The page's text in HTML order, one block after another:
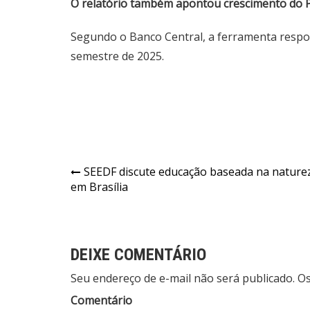
O relatório também apontou crescimento do
Segundo o Banco Central, a ferramenta
semestre de 2025.
Navegação
de
SEEDF discute educação baseada na
em Brasília
DEIXE COMENTÁRIO
Seu endereço de e-mail não será publicado.
Comentário